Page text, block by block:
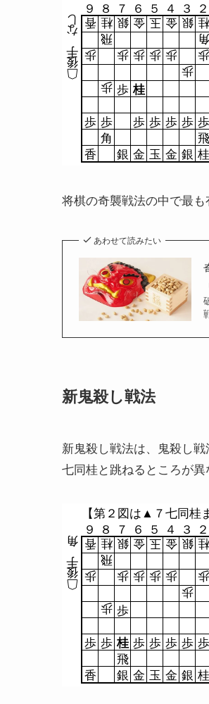
９
８ ７ ６ ５ ４ ３ ２
香 桂 銀 金 玉 金 銀 桂
飛
角
歩
歩 歩 歩 歩 歩
歩
歩 歩 桂
歩 歩 歩 歩 歩 歩 歩
角
飛
香
銀 金 玉 金 銀 桂
し
な
手
後
将棋の奇襲戦法の中で最
あわせて読みたい
新鬼殺し戦法
新鬼殺し戦法は、鬼殺し
七同桂と跳ねるところが異
【第２図は▲７七同桂
９
８ ７ ６ ５ ４ ３ ２
香 桂 銀 金 玉 金 銀 桂
飛
歩
歩 歩 歩 歩 歩
歩
歩 歩
歩 歩 桂 歩 歩 歩 歩 歩
飛
香
銀 金 玉 金 銀 桂
角
手
後